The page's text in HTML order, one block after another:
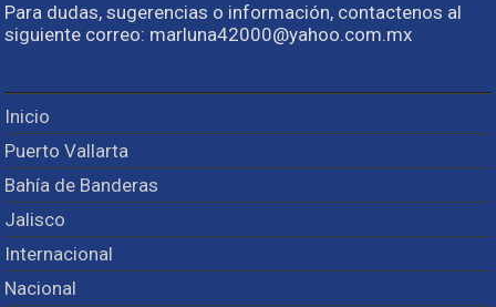
Para dudas, sugerencias o información, contactenos al
siguiente correo: marluna42000@yahoo.com.mx
Inicio
Puerto Vallarta
Bahía de Banderas
Jalisco
Internacional
Nacional